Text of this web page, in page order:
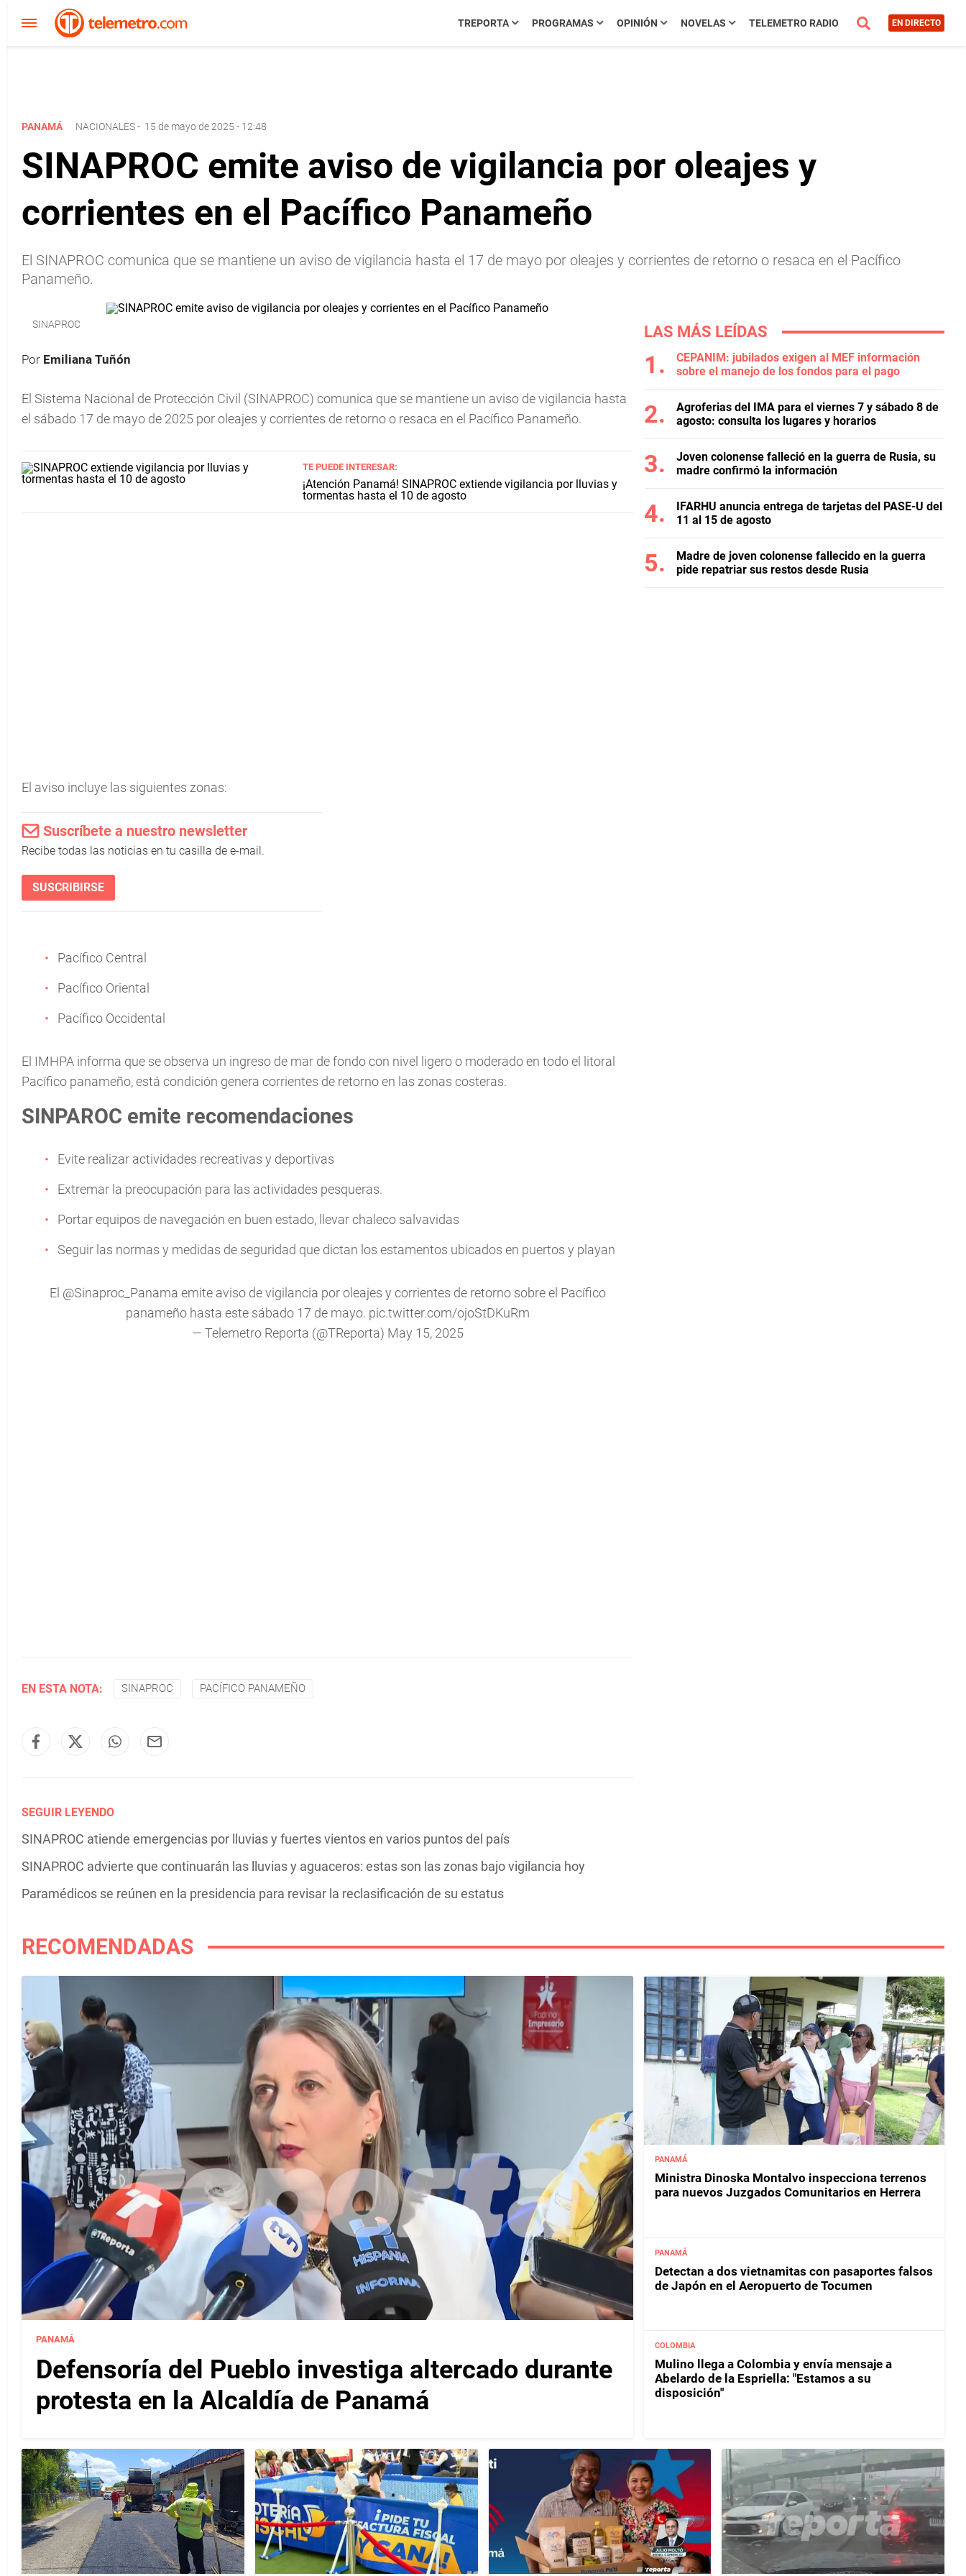
TREPORTA PROGRAMAS OPINIÓN NOVELAS TELEMETRO RADIO EN DIRECTO
PANAMÁ NACIONALES- 15 de mayo de 2025 - 12:48
SINAPROC emite aviso de vigilancia por oleajes y
corrientes en el Pacífico Panameño
El SINAPROC comunica que se mantiene un aviso de vigilancia hasta el 17 de mayo por oleajes y corrientes de retorno o resaca en el Pacífico
Panameño.
SINAPROC
Por Emiliana Tuñón
El Sistema Nacional de Protección Civil (SINAPROC) comunica que se mantiene un aviso de vigilancia hasta
el sábado 17 de mayo de 2025 por oleajes y corrientes de retorno o resaca en el Pacífico Panameño.
TE PUEDE INTERESAR:
¡Atención Panamá! SINAPROC extiende vigilancia por lluvias y
tormentas hasta el 10 de agosto
El aviso incluye las siguientes zonas:
Suscríbete a nuestro newsletter
Recibe todas las noticias en tu casilla de e-mail.
SUSCRIBIRSE
Pacífico Central
Pacífico Oriental
Pacífico Occidental
El IMHPA informa que se observa un ingreso de mar de fondo con nivel ligero o moderado en todo el litoral
Pacífico panameño, está condición genera corrientes de retorno en las zonas costeras.
SINPAROC emite recomendaciones
Evite realizar actividades recreativas y deportivas
Extremar la preocupación para las actividades pesqueras.
Portar equipos de navegación en buen estado, llevar chaleco salvavidas
Seguir las normas y medidas de seguridad que dictan los estamentos ubicados en puertos y playan
El @Sinaproc_Panama emite aviso de vigilancia por oleajes y corrientes de retorno sobre el Pacífico
panameño hasta este sábado 17 de mayo. pic.twitter.com/ojoStDKuRm
— Telemetro Reporta (@TReporta) May 15, 2025
EN ESTA NOTA: SINAPROC PACÍFICO PANAMEÑO
SEGUIR LEYENDO
SINAPROC atiende emergencias por lluvias y fuertes vientos en varios puntos del país
SINAPROC advierte que continuarán las lluvias y aguaceros: estas son las zonas bajo vigilancia hoy
Paramédicos se reúnen en la presidencia para revisar la reclasificación de su estatus
LAS MÁS LEÍDAS
CEPANIM: jubilados exigen al MEF información
sobre el manejo de los fondos para el pago
Agroferias del IMA para el viernes 7 y sábado 8 de
agosto: consulta los lugares y horarios
Joven colonense falleció en la guerra de Rusia, su
madre confirmó la información
IFARHU anuncia entrega de tarjetas del PASE-U del
11 al 15 de agosto
Madre de joven colonense fallecido en la guerra
pide repatriar sus restos desde Rusia
RECOMENDADAS
PANAMÁ
Defensoría del Pueblo investiga altercado durante
protesta en la Alcaldía de Panamá
PANAMÁ
Ministra Dinoska Montalvo inspecciona terrenos
para nuevos Juzgados Comunitarios en Herrera
PANAMÁ
Detectan a dos vietnamitas con pasaportes falsos
de Japón en el Aeropuerto de Tocumen
COLOMBIA
Mulino llega a Colombia y envía mensaje a
Abelardo de la Espriella: "Estamos a su
disposición"